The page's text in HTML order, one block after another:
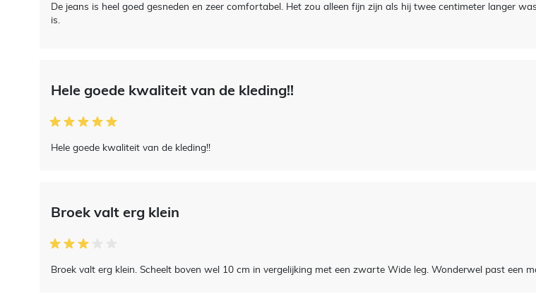
De jeans is heel goed gesneden en zeer comfortabel. Het zou alleen fijn zijn als hij twee centimeter langer
is.
Hele goede kwaliteit van de kleding!!
Hele goede kwaliteit van de kleding!!
Broek valt erg klein
Broek valt erg klein. Scheelt boven wel 10 cm in vergelijking met een zwarte Wide leg. Wonderwel past een